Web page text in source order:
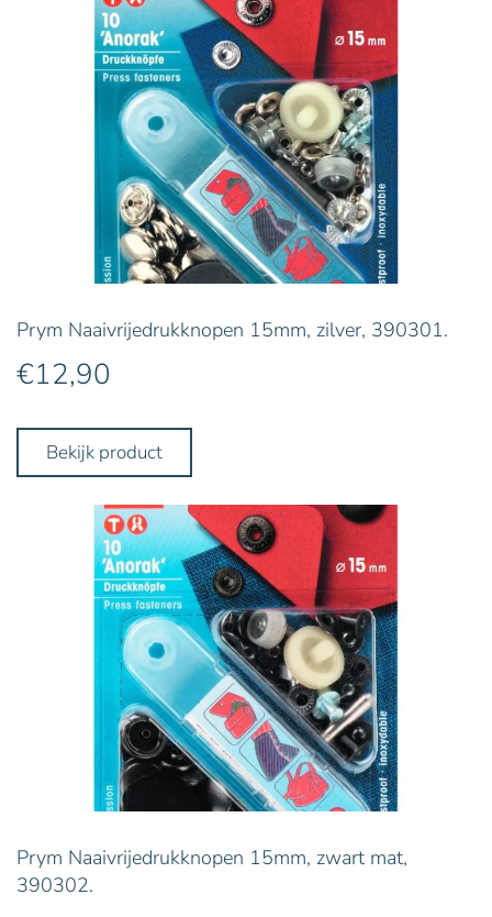
Prym Naaivrijedrukknopen 15mm, zilver, 390301.
€12,90
Bekijk product
Prym Naaivrijedrukknopen 15mm, zwart mat,
390302.